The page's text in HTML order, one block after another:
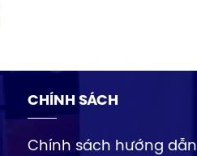
CHÍNH SÁCH
Chính sách hướng dẫn